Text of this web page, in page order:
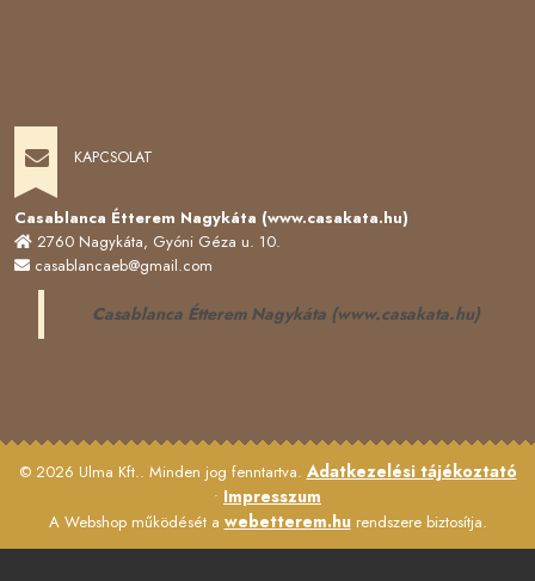
KAPCSOLAT
Casablanca Étterem Nagykáta (www.casakata.hu)
2760 Nagykáta, Gyóni Géza u. 10.
casablancaeb@gmail.com
Casablanca Étterem Nagykáta (www.casakata.hu)
© 2026 Ulma Kft.. Minden jog fenntartva. Adatkezelési tájékoztató
• Impresszum
A Webshop működését a webetterem.hurendszere biztosítja.